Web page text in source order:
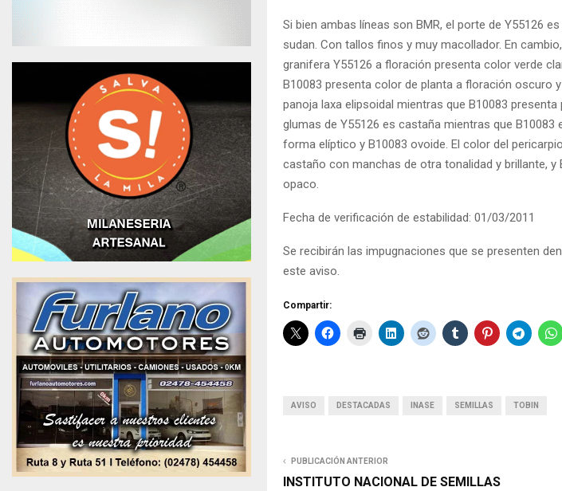
Si bien ambas líneas son BMR, el porte de Y55126
sudan. Con tallos finos y muy macollador. En
granifera Y55126 a floración presenta color verde
B10083 presenta color de planta a floración oscuro
panoja laxa elipsoidal mientras que B10083
glumas de Y55126 es castaña mientras que B10083
forma elíptico y B10083 ovoide. El color del
castaño con manchas de otra tonalidad y brillante,
opaco.
Fecha de verificación de estabilidad: 01/03/2011
Se recibirán las impugnaciones que se presenten
este aviso.
Compartir:
AVISO DESTACADAS INASE SEMILLAS TOBIN
PUBLICACIÓN ANTERIOR
INSTITUTO NACIONAL DE SEMILLAS